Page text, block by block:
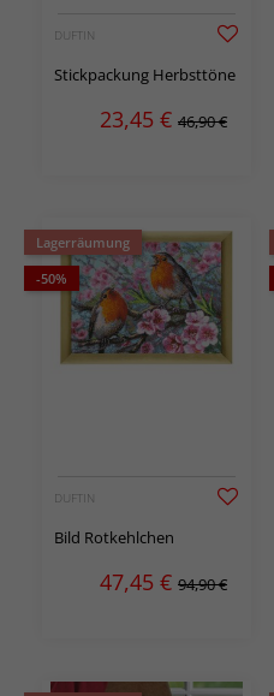
DUFTIN
Stickpackung Herbsttöne
23,45 € 46,90 €
Lagerräumung
-50%
DUFTIN
Bild Rotkehlchen
47,45 € 94,90 €